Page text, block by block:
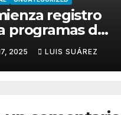
registro
programas del
2025 LUIS SUÁREZ